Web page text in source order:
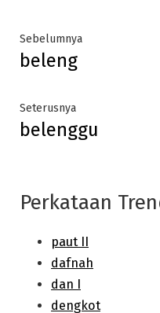
Post
navigation
SebelumnyaPrevious
beleng
SeterusnyaNext
post:
belenggu
Perkataan